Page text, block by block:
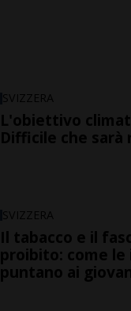
SVIZZERA
L'obiettivo
Difficile che sarà
SVIZZERA
Il tabacco e il
proibito: come le
puntano ai